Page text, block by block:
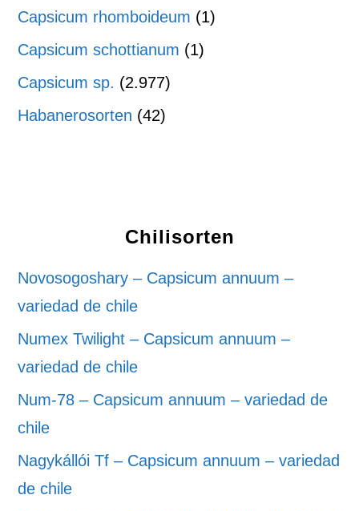
Capsicum rhomboideum (1)
Capsicum schottianum (1)
Capsicum sp. (2.977)
Habanerosorten (42)
Chilisorten
Novosogoshary – Capsicum annuum –
variedad de chile
Numex Twilight – Capsicum annuum –
variedad de chile
Num-78 – Capsicum annuum – variedad de
chile
Nagykállói Tf – Capsicum annuum – variedad
de chile